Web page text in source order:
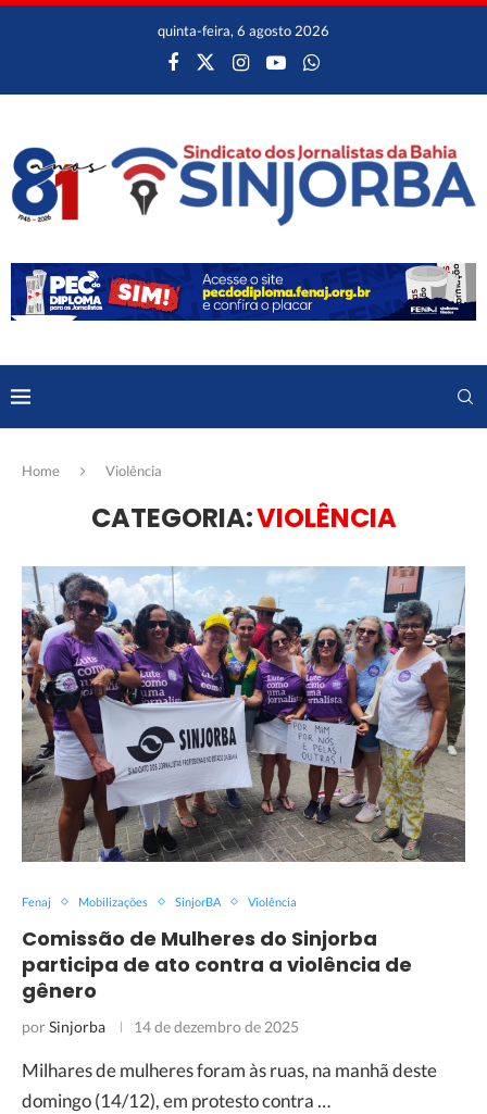
quinta-feira, 6 agosto 2026
Home Violência
CATEGORIA:VIOLÊNCIA
Fenaj Mobilizações SinjorBA Violência
Comissão de Mulheres do Sinjorba
participa de ato contra a violência de
gênero
porSinjorba 14 de dezembro de 2025
Milhares de mulheres foram às ruas, na manhã deste
domingo (14/12), em protesto contra …